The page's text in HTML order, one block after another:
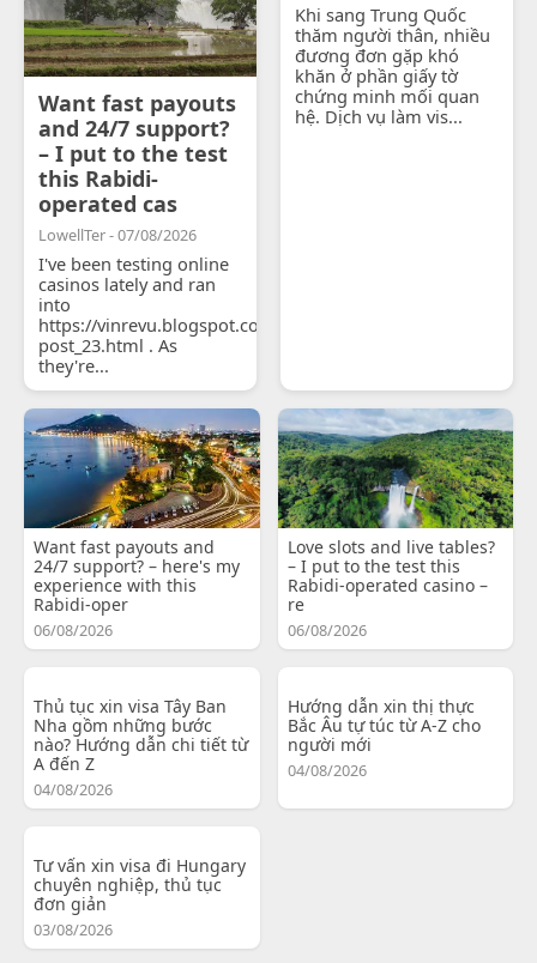
Want fast payouts
and 24/7 support?
– I put to the test
this Rabidi-
operated cas
LowellTer - 07/08/2026
I've been testing online
casinos lately and ran
into
https://vinrevu.blogspot.com/2026/06/blog-
post_23.html . As
they're...
Khi sang Trung Quốc
thăm người thân, nhiều
đương đơn gặp khó
khăn ở phần giấy tờ
chứng minh mối quan
hệ. Dịch vụ làm vis...
Want fast payouts and
24/7 support? – here's my
experience with this
Rabidi-oper
06/08/2026
Love slots and live tables?
– I put to the test this
Rabidi-operated casino –
re
06/08/2026
Thủ tục xin visa Tây Ban
Nha gồm những bước
nào? Hướng dẫn chi tiết từ
A đến Z
04/08/2026
Hướng dẫn xin thị thực
Bắc Âu tự túc từ A-Z cho
người mới
04/08/2026
Tư vấn xin visa đi Hungary
chuyên nghiệp, thủ tục
đơn giản
03/08/2026